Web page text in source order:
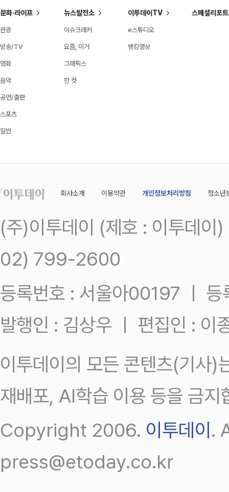
문화·라이프
관광
방송/TV
영화
음악
공연/출판
스포츠
일반
뉴스발전소
이슈크래커
요즘, 이거
그래픽스
한 컷
이투데이TV
e스튜디오
랭킹영상
스페셜리포트
회사소개 이용약관 개인정보처리방침 청소년
(주)이투데이 (제호 : 이투데
02) 799-2600
등록번호 : 서울아00197 ㅣ
발행인 : 김상우 ㅣ 편집인 : 이
이투데이의 모든 콘텐츠(기사)
재배포, AI학습 이용 등을 금지
Copyright 2006. 이투데이 .
press@etoday.co.kr